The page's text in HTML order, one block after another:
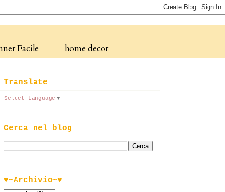
Facile home decor
Translate
Select Language ▼
Cerca nel blog
♥~Archivio~♥